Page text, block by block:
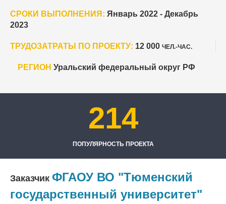
СРОКИ ВЫПОЛНЕНИЯ: Январь 2022 - Декабрь
2023
ТРУДОЗАТРАТЫ ПО ПРОЕКТУ: 12 000 ЧЕЛ.-ЧАС.
РЕГИОН Уральский федеральный округ РФ
214
ПОПУЛЯРНОСТЬ ПРОЕКТА
Заказчик ФГАОУ ВО "Тюменский
государственный университет"